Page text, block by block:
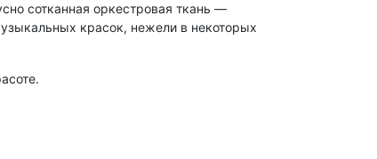
сотканная оркестровая ткань —
красок, нежели в некоторых